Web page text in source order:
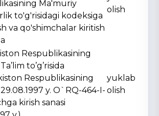
Ma'muriy
to'g'risidagi kodeksiga
va qo'shimchalar kiritish
olish
Respublikasining
to’g’risida
Respublikasining
y. O`RQ-464-I-
kirish sanasi
yuklab
olish